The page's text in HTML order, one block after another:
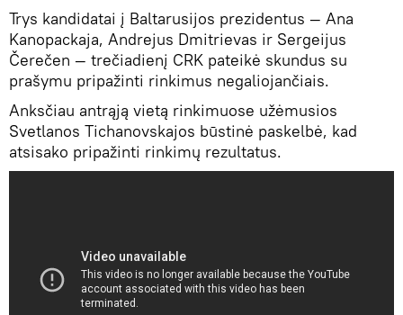
Trys kandidatai į Baltarusijos prezidentus — Ana
Kanopackaja, Andrejus Dmitrievas ir Sergeijus
Čerečen — trečiadienį CRK pateikė skundus su
prašymu pripažinti rinkimus negaliojančiais.
Anksčiau antrąją vietą rinkimuose užėmusios
Svetlanos Tichanovskajos būstinė paskelbė, kad
atsisako pripažinti rinkimų rezultatus.